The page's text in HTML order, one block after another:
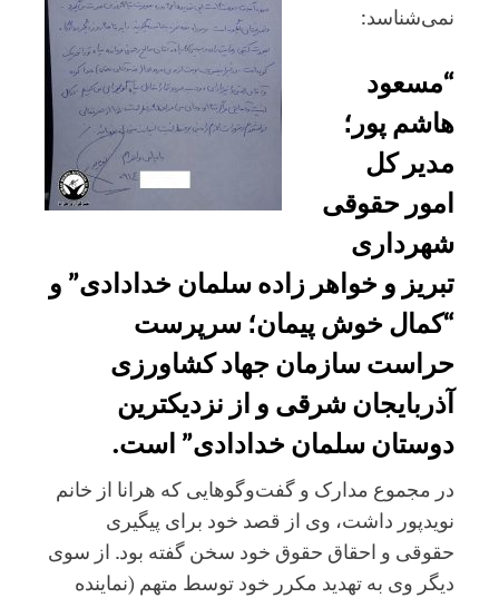
نمی‌شناسد:
“مسعود
هاشم پور؛
مدیر کل
امور حقوقی
شهرداری
تبریز و خواهر زاده سلمان خدادادی” و
“کمال خوش پیمان؛ سرپرست
حراست سازمان جهاد کشاورزی
آذربایجان شرقی و از نزدیکترین
دوستان سلمان خدادادی” است.
در مجموع مدارک و گفت‌وگوهایی که هرانا از خانم
نویدپور داشت، وی از قصد خود برای پیگیری
حقوقی و احقاق حقوق خود سخن گفته بود. از سوی
دیگر وی به تهدید مکرر خود توسط متهم (نماینده